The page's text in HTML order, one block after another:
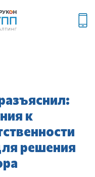
к
решения